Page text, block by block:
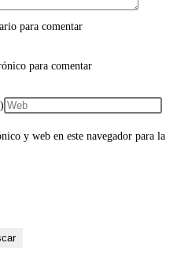
para comentar
para comentar
y web en este navegador para la